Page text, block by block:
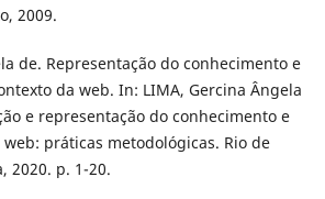
2009.
de. Representação do conhecimento e
da web. In: LIMA, Gercina Ângela
e representação do conhecimento e
práticas metodológicas. Rio de
2020. p. 1-20.